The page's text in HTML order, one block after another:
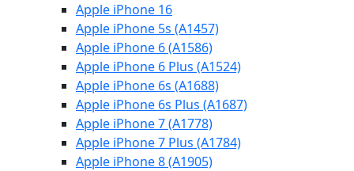
Apple iPhone 16
Apple iPhone 5s (A1457)
Apple iPhone 6 (A1586)
Apple iPhone 6 Plus (A1524)
Apple iPhone 6s (A1688)
Apple iPhone 6s Plus (A1687)
Apple iPhone 7 (A1778)
Apple iPhone 7 Plus (A1784)
Apple iPhone 8 (A1905)